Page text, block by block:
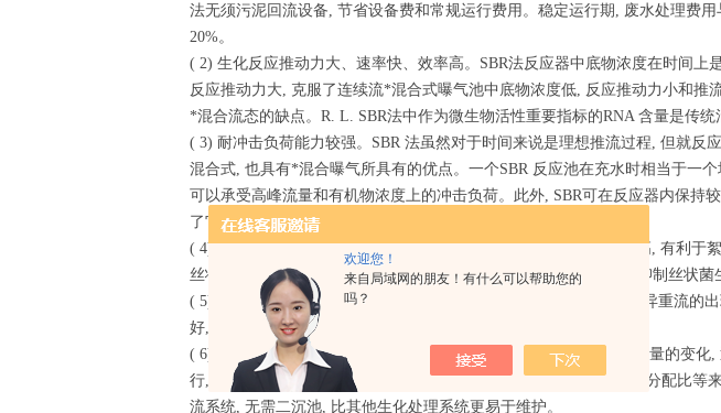
欢迎您！
来自局域网的朋友！有什么可以帮助您的
吗？
法无须污泥回流设备, 节省设备费和常规运行费用。稳定运行期, 废水处理费
20%。
( 2) 生化反应推动力大、速率快、效率高。SBR法反应器中底物浓度在时间上
反应推动力大, 克服了连续流*混合式曝气池中底物浓度低, 反应推动力小和推
*混合流态的缺点。R. L. SBR法中作为微生物活性重要指标的RNA 含量是传统
( 3) 耐冲击负荷能力较强。SBR 法虽然对于时间来说是理想推流过程, 但就反
混合式, 也具有*混合曝气所具有的优点。一个SBR 反应池在充水时相当于一
可以承受高峰流量和有机物浓度上的冲击负荷。此外, SBR可在反应器内保持
了它的耐冲击负荷能力。
( 4) 有效防止污泥膨胀。SBR具有选择器效应,反应初期底物浓度较高, 有利于
丝状菌的过分增殖。此外,SBR 法中好氧、缺氧状态交替进行, 也可抑制丝状菌
( 5) 沉淀效果好。沉淀过程中没有进出水水流的干扰, 可避免短流和异重流的
好, 具有污泥浓度高、沉淀时间短、出水悬浮物浓度低等优点。
( 6) 操作灵活, 易维护。SBR法不仅工艺流程简单, 而且根据水质、水量的变化
行, 如改变进水方式、调整运行顺序、改变曝气强度及周期内各阶段分配比等
流系统, 无需二沉池, 比其他生化处理系统更易于维护。